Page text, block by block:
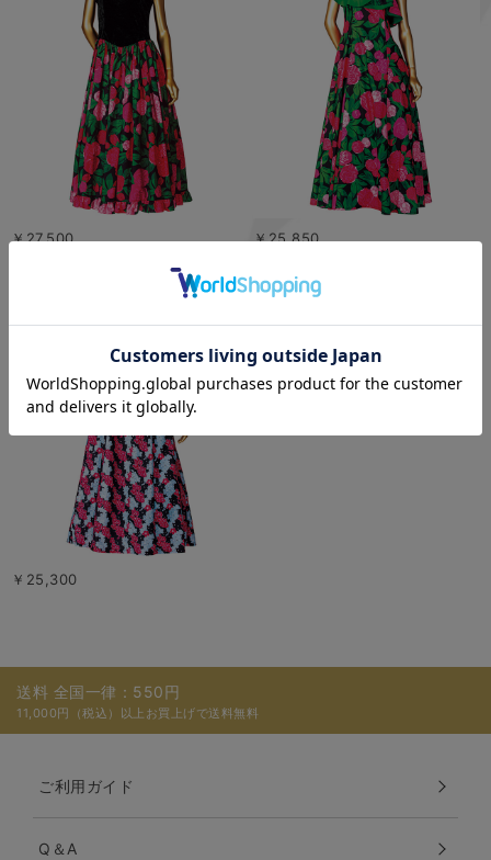
￥27,500 ￥25,850
￥25,300
送料 全国一律：550円
11,000円（税込）以上お買上げで送料無料
ご利用ガイド
Q＆A